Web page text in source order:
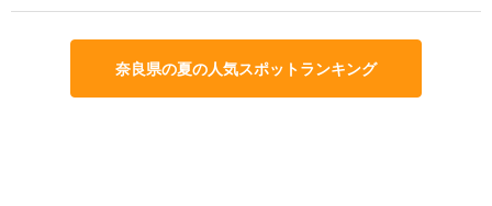
奈良県の夏の人気スポットランキング